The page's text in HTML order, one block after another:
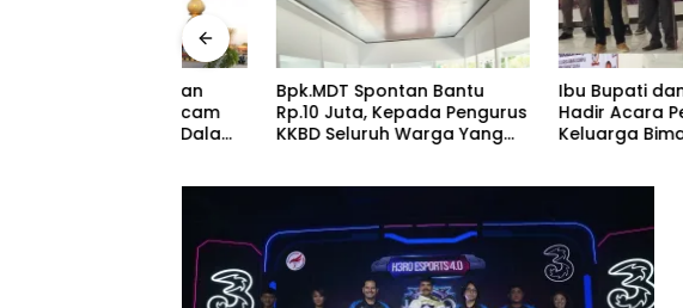
Bpk.MDT Spontan Bantu
Rp.10 Juta, Kepada Pengurus
KKBD Seluruh Warga Yang
Ibu Bupati dan Bpk MDT
Hadir Acara Pengukuhan
Keluarga Bima Dompu